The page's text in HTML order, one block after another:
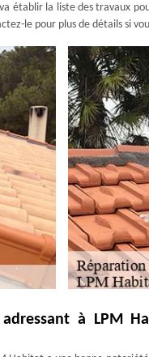
établir la liste des travaux
le pour plus de détails si
à LPM